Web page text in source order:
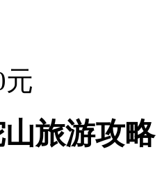
元
旅游攻略